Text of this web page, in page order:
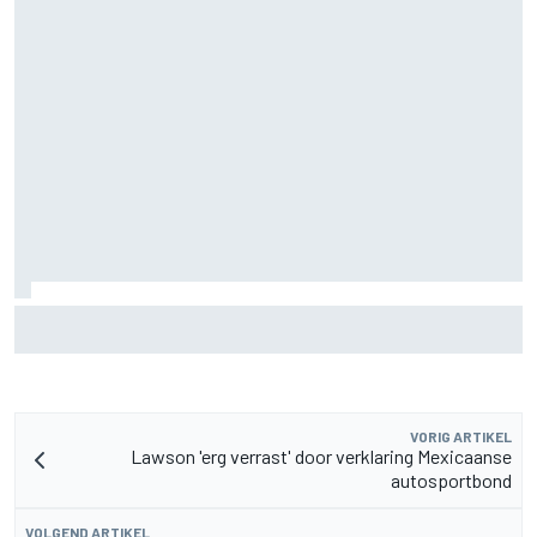
VORIG ARTIKEL
Lawson 'erg verrast' door verklaring Mexicaanse
autosportbond
VOLGEND ARTIKEL